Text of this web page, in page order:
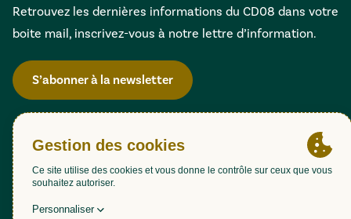
Retrouvez les dernières informations du CD08 dans votre
boite mail, inscrivez-vous à notre lettre d’information.
S’abonner à la newsletter
Gestion des cookies
Accessibilité : partiellement conforme (98,51%)
Mentions légales
Politique de confidentialité